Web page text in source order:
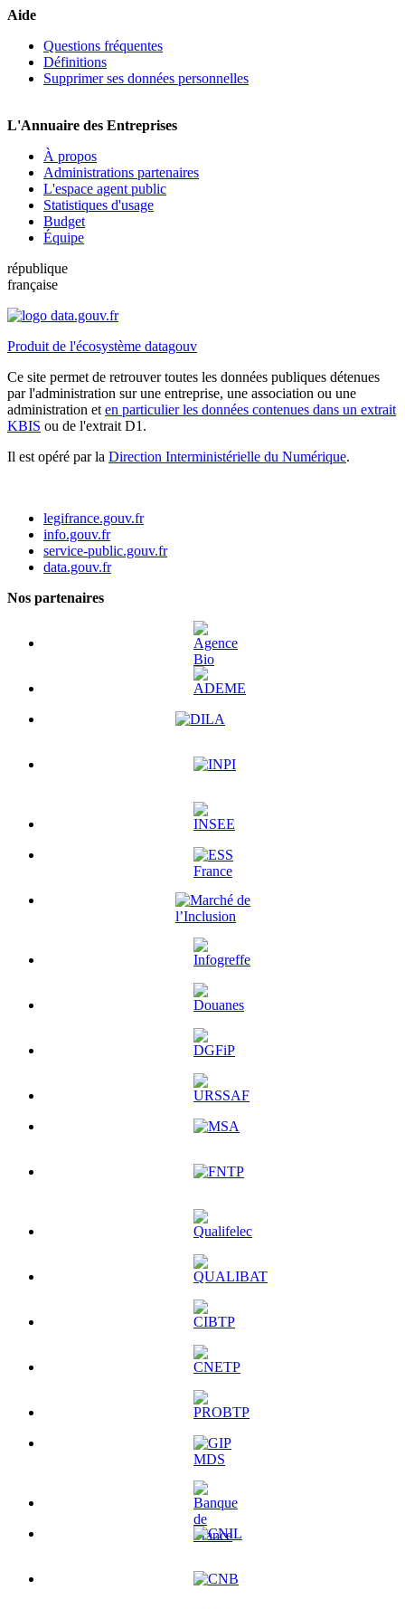
Aide
Questions fréquentes
Définitions
Supprimer ses données personnelles
L'Annuaire des Entreprises
À propos
Administrations partenaires
L'espace agent public
Statistiques d'usage
Budget
Équipe
république
française
Produit de l'écosystème datagouv
Ce site permet de retrouver toutes les données publiques détenues
par l'administration sur une entreprise, une association ou une
administration et en particulier les données contenues dans un extrait
KBIS ou de l'extrait D1.
Il est opéré par la Direction Interministérielle du Numérique.
legifrance.gouv.fr
info.gouv.fr
service-public.gouv.fr
data.gouv.fr
Nos partenaires